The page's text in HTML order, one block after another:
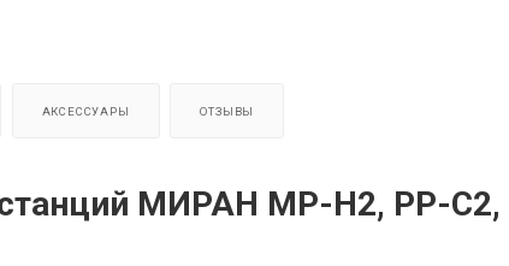
АКСЕССУАРЫ ОТЗЫВЫ
МИРАН МР-Н2, РР-С2,